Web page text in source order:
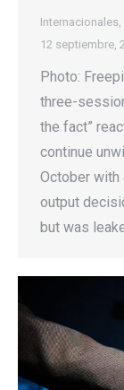
Internacionales,
12 septiembre,
Photo:
three-
the fact”
continue
October with
output
but was